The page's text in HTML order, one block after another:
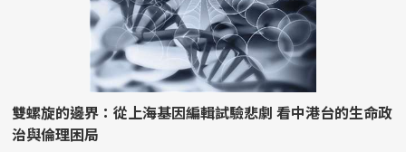
雙螺旋的邊界：從上海基因編輯試驗悲劇 看中港台的生命政
治與倫理困局